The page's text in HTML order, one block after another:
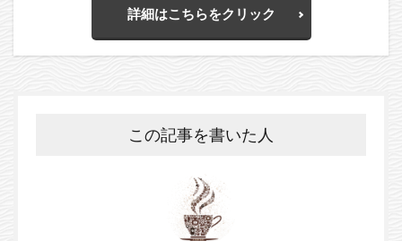
詳細はこちらをクリック
この記事を書いた人